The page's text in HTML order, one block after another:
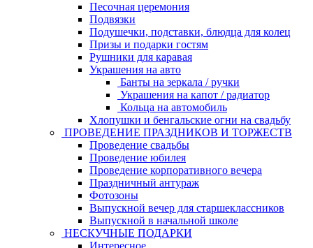
Песочная церемония
Подвязки
Подушечки, подставки, блюдца для колец
Призы и подарки гостям
Рушники для каравая
Украшения на авто
Банты на зеркала / ручки
Украшения на капот / радиатор
Кольца на автомобиль
Хлопушки и бенгальские огни на свадьбу
ПРОВЕДЕНИЕ ПРАЗДНИКОВ И ТОРЖЕСТВ
Проведение свадьбы
Проведение юбилея
Проведение корпоративного вечера
Праздничный антураж
Фотозоны
Выпускной вечер для старшеклассников
Выпускной в начальной школе
НЕСКУЧНЫЕ ПОДАРКИ
Интересное